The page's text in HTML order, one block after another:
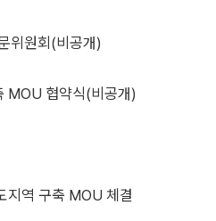
위원회(비공개)
MOU 협약식(비공개)
역 구축 MOU 체결